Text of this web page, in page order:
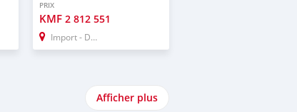
PRIX
KMF 2 812 551
Import - Dubai
Afficher plus